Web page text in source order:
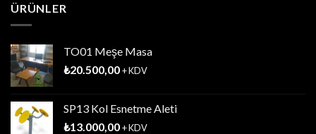
ÜRÜNLER
TO01 Meşe Masa
₺20.500,00+ KDV
SP13 Kol Esnetme Aleti
₺13.000,00+ KDV